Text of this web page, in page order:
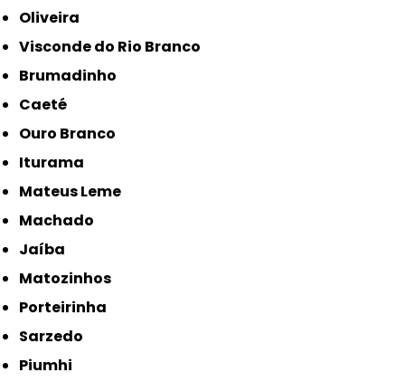
Oliveira
Visconde do Rio Branco
Brumadinho
Caeté
Ouro Branco
Iturama
Mateus Leme
Machado
Jaíba
Matozinhos
Porteirinha
Sarzedo
Piumhi